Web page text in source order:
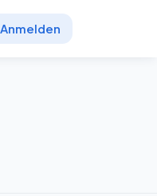
Anmelden